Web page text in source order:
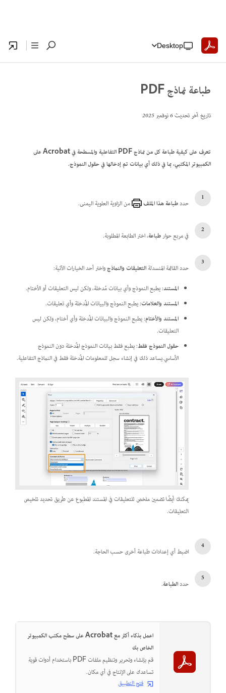
Desktop
طباعة نماذج PDF
تاريخ آخر تحديث6 نوفمبر 2025
تعرف على كيفية طباعة كل من نماذج PDF التفاعلية والمسطحة في Acrobat على
الكمبيوتر المكتبي، بما في ذلك أي بيانات تم إدخالها في حقول النموذج.
حددطباعة هذا الملف من الزاوية العلوية اليمنى.
في مربع حوارطباعة، اختر الطابعة المطلوبة.
حدد القائمة المنسدلةالتعليقات والنماذجواختر أحد الخيارات الآتية:
المستند: يطبع النموذج وأي بيانات مُدخلة، ولكن ليس التعليقات أو الأختام.
المستند والعلامات: يطبع النموذج والبيانات المُدخلة وأي تعليقات.
المستند والأختام: يطبع النموذج والبيانات المُدخلة وأي أختام، ولكن ليس
التعليقات.
حقول النموذج فقط: يطبع فقط بيانات النموذج المُدخلة دون النموذج
الأساسي.يساعد ذلك في إنشاء سجل للمعلومات المُدخلة فقط في النماذج التفاعلية.
يمكنك أيضًا تضمين ملخص للتعليقات في المستند المطبوع عن طريق تحديد تلخيص
التعليقات.
اضبط أي إعدادات طباعة أخرى حسب الحاجة.
حددالطباعة.
اعمل بذكاء أكثر مع Acrobat على سطح مكتب الكمبيوتر
الخاص بك
قم بإنشاء وتحرير وتنظيم ملفات PDF باستخدام أدوات قوية
تساعدك على الإنتاج في أي مكان.
فتح التطبيق